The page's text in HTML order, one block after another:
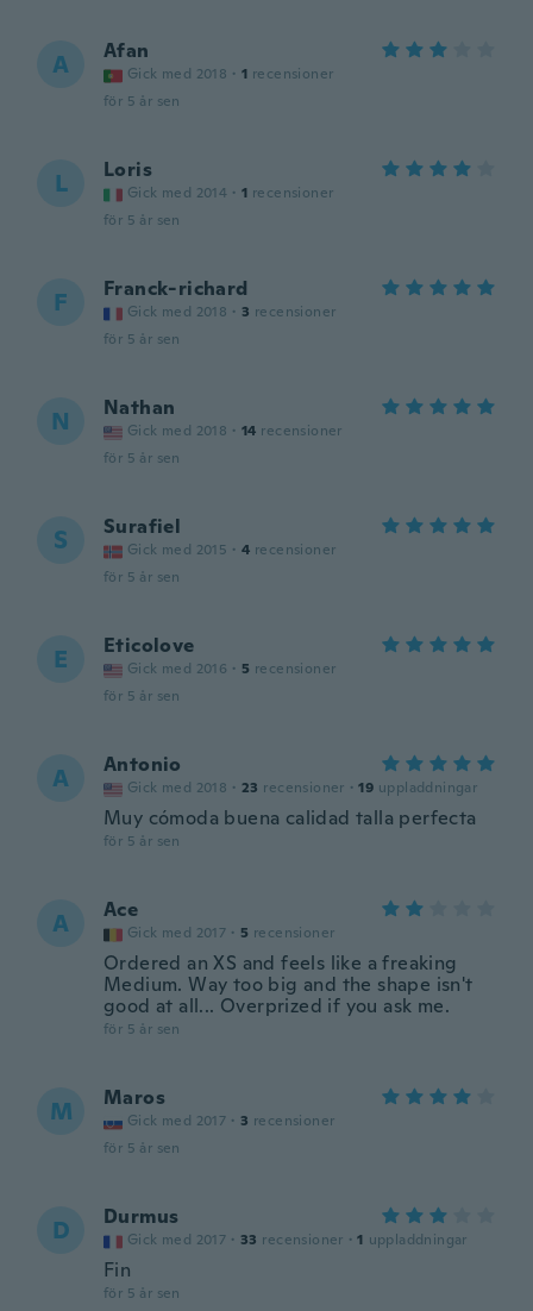
A Afan
Gick med 2018 · 1 recensioner
för 5 år sen
L Loris
Gick med 2014 · 1 recensioner
för 5 år sen
F Franck-richard
Gick med 2018 · 3 recensioner
för 5 år sen
N Nathan
Gick med 2018 · 14 recensioner
för 5 år sen
S Surafiel
Gick med 2015 · 4 recensioner
för 5 år sen
E Eticolove
Gick med 2016 · 5 recensioner
för 5 år sen
A Antonio
Gick med 2018 · 23 recensioner · 19 uppladdningar
Muy cómoda buena calidad talla perfecta
för 5 år sen
A Ace
Gick med 2017 · 5 recensioner
Ordered an XS and feels like a freaking
Medium. Way too big and the shape isn't
good at all... Overprized if you ask me.
för 5 år sen
M Maros
Gick med 2017 · 3 recensioner
för 5 år sen
D Durmus
Gick med 2017 · 33 recensioner · 1 uppladdningar
Fin
för 5 år sen